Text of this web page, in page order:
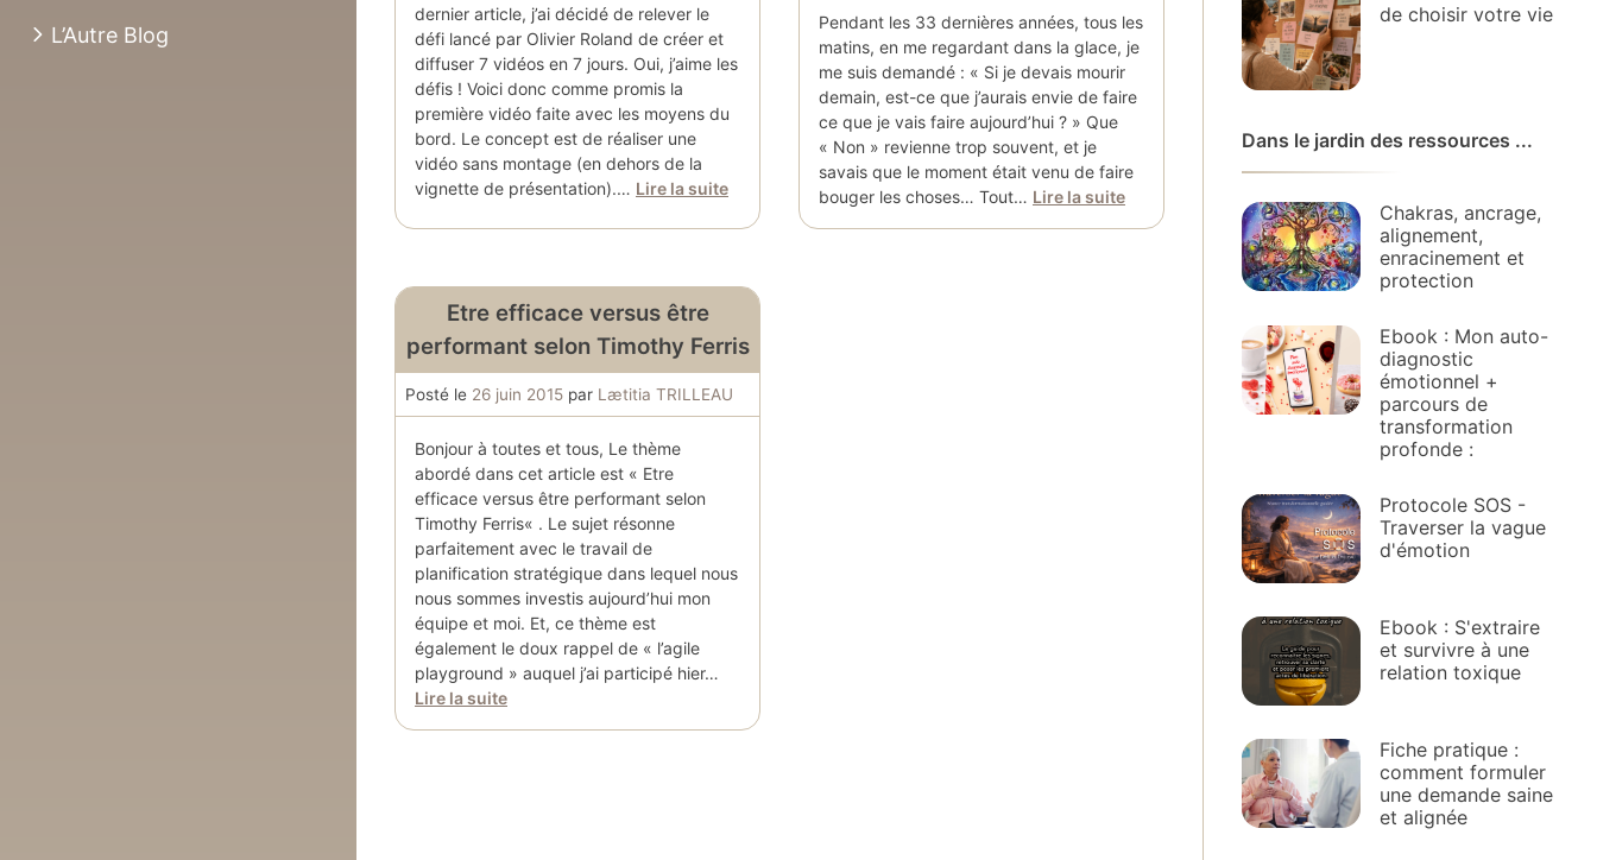
L’Autre Blog
dernier article, j’ai décidé de relever le
défi lancé par Olivier Roland de créer et
diffuser 7 vidéos en 7 jours. Oui, j’aime les
défis ! Voici donc comme promis la
première vidéo faite avec les moyens du
bord. Le concept est de réaliser une
vidéo sans montage (en dehors de la
vignette de présentation).… Lire la suite
Pendant les 33 dernières années, tous les
matins, en me regardant dans la glace, je
me suis demandé : « Si je devais mourir
demain, est-ce que j’aurais envie de faire
ce que je vais faire aujourd’hui ? » Que
« Non » revienne trop souvent, et je
savais que le moment était venu de faire
bouger les choses… Tout… Lire la suite
Etre efficace versus être
performant selon Timothy Ferris
Posté le 26 juin 2015 par Lætitia TRILLEAU
Bonjour à toutes et tous, Le thème
abordé dans cet article est « Etre
efficace versus être performant selon
Timothy Ferris« . Le sujet résonne
parfaitement avec le travail de
planification stratégique dans lequel nous
nous sommes investis aujourd’hui mon
équipe et moi. Et, ce thème est
également le doux rappel de « l’agile
playground » auquel j’ai participé hier…
Lire la suite
de choisir votre vie
Dans le jardin des ressources ...
Chakras, ancrage,
alignement,
enracinement et
protection
Ebook : Mon auto-
diagnostic
émotionnel +
parcours de
transformation
profonde :
Protocole SOS -
Traverser la vague
d'émotion
Ebook : S'extraire
et survivre à une
relation toxique
Fiche pratique :
comment formuler
une demande saine
et alignée